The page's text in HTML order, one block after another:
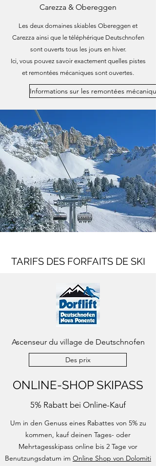
Carezza & Obereggen
Les deux domaines skiables Obereggen et
Carezza ainsi que le téléphérique Deutschnofen
sont ouverts tous les jours en hiver.
Ici, vous pouvez savoir exactement quelles pistes
et remontées mécaniques sont ouvertes.
Informations sur les remontées
TARIFS DES FORFAITS DE SKI
Ascenseur du village de Deutschnofen
Des prix
ONLINE-SHOP SKIPASS
5% Rabatt bei Online-Kauf
Um in den Genuss eines Rabattes von 5% zu
kommen, kauf deinen Tages- oder
Mehrtagesskipass online bis 2 Tage vor
Benutzungsdatum im Online Shop von Dolomiti